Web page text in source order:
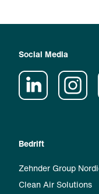
Bedrift
Zehnder Group
Clean Air Solutions
Social Media